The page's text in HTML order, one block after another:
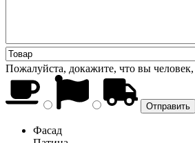
Пожалуйста, докажите, что вы
Фасад